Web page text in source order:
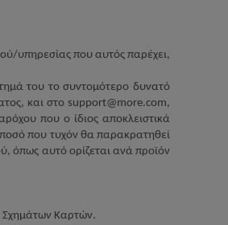
υπηρεσίας που αυτός παρέχει,
του το συντομότερο δυνατό
και στο support@more.com,
που ο ίδιος αποκλειστικά
ποσό που τυχόν θα παρακρατηθεί
όπως αυτό ορίζεται ανά προϊόν
Σχημάτων Καρτών.